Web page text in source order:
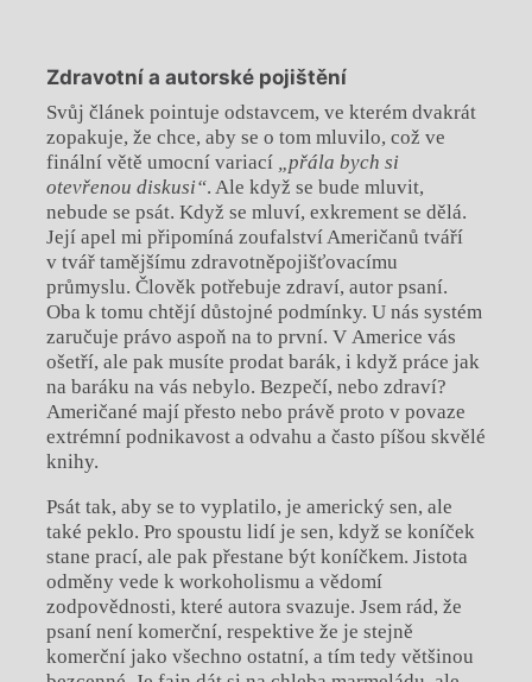
Zdravotní a autorské pojištění
Svůj článek pointuje odstavcem, ve kterém dvakrát
zopakuje, že chce, aby se o tom mluvilo, což ve
finální větě umocní variací „přála bych si
otevřenou diskusi“. Ale když se bude mluvit,
nebude se psát. Když se mluví, exkrement se dělá.
Její apel mi připomíná zoufalství Američanů tváří
v tvář tamějšímu zdravotněpojišťovacímu
průmyslu. Člověk potřebuje zdraví, autor psaní.
Oba k tomu chtějí důstojné podmínky. U nás systém
zaručuje právo aspoň na to první. V Americe vás
ošetří, ale pak musíte prodat barák, i když práce jak
na baráku na vás nebylo. Bezpečí, nebo zdraví?
Američané mají přesto nebo právě proto v povaze
extrémní podnikavost a odvahu a často píšou skvělé
knihy.
Psát tak, aby se to vyplatilo, je americký sen, ale
také peklo. Pro spoustu lidí je sen, když se koníček
stane prací, ale pak přestane být koníčkem. Jistota
odměny vede k workoholismu a vědomí
zodpovědnosti, které autora svazuje. Jsem rád, že
psaní není komerční, respektive že je stejně
komerční jako všechno ostatní, a tím tedy většinou